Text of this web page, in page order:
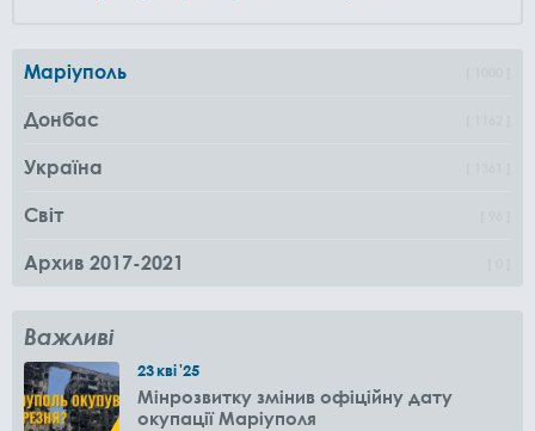
Маріуполь
Донбас
Україна
Світ
Архив 2017-2021
Важливі
23кві'25
Мінрозвитку змінив офіційну дату
окупації Маріуполя